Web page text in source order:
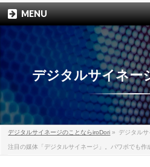
MENU
デジタルサイネー
デジタルサイネージのことならiroDori » デジタル
注目の媒体「デジタルサイネージ」。パワポでも作